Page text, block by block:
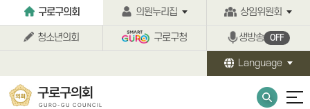
본문바로가기구로구의회 의원누리집 상임위원회
청소년의회 구로구청 생방송 OFF
Language
구로구의회
GURO-GU COUNCIL